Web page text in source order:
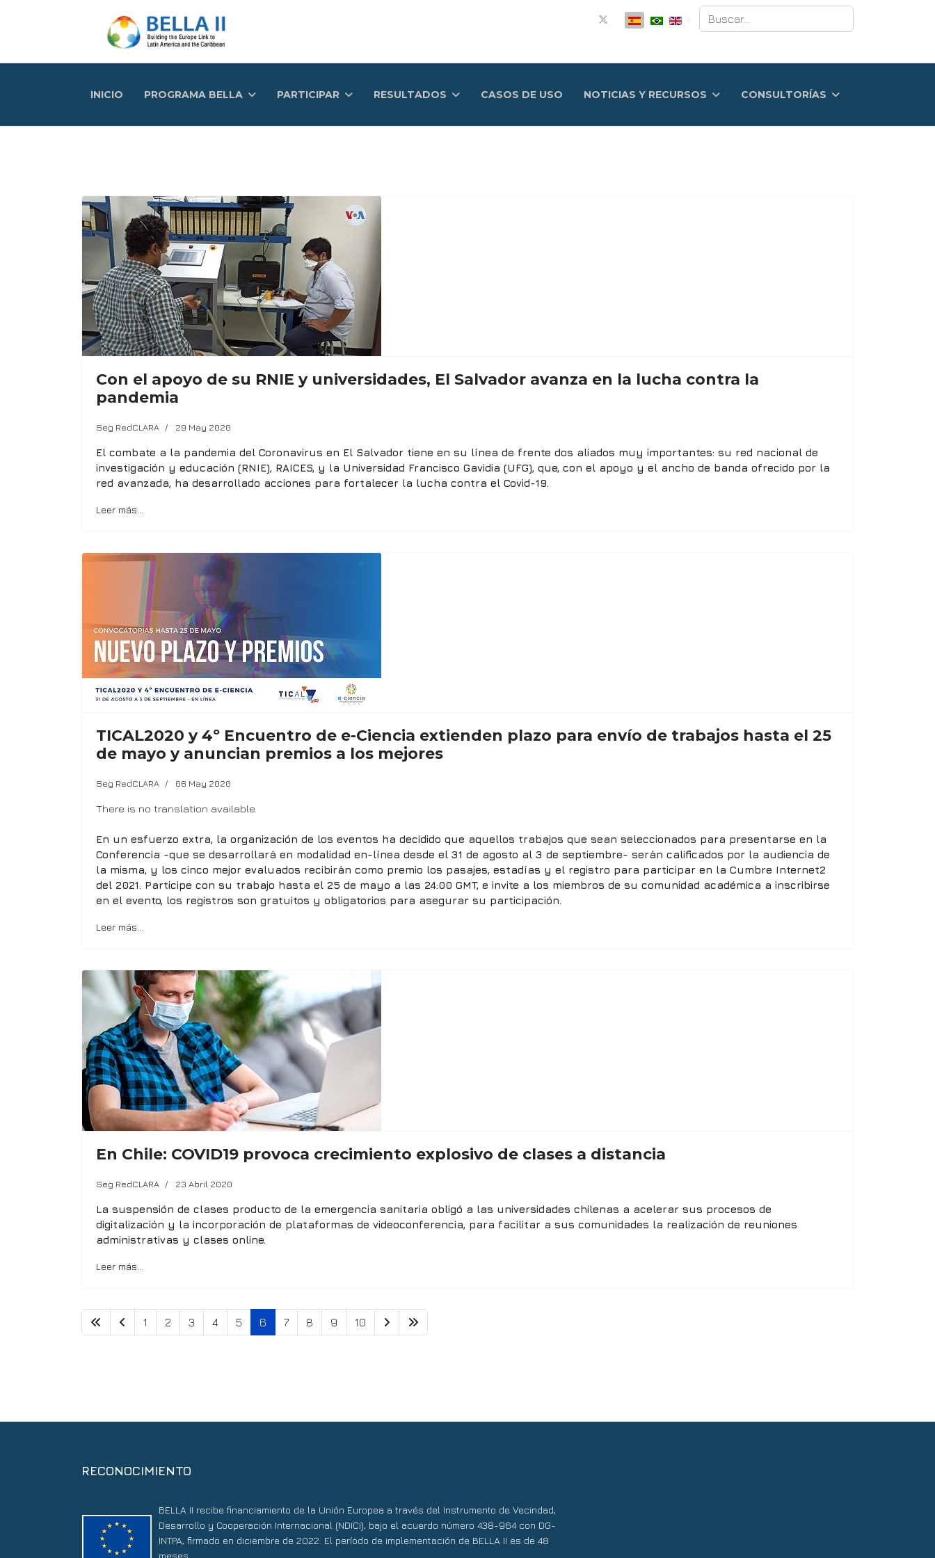
Buscar
INICIO PROGRAMA BELLA PARTICIPAR RESULTADOS CASOS DE USO NOTICIAS Y RECURSOS CONSULTORÍAS
Con el apoyo de su RNIE y universidades, El Salvador avanza en la lucha contra la
pandemia
Seg RedCLARA 29 May 2020
El combate a la pandemia del Coronavirus en El Salvador tiene en su línea de frente dos aliados muy importantes: su red nacional de
investigación y educación (RNIE), RAICES, y la Universidad Francisco Gavidia (UFG), que, con el apoyo y el ancho de banda ofrecido por la
red avanzada, ha desarrollado acciones para fortalecer la lucha contra el Covid-19.
Leer más…
TICAL2020 y 4º Encuentro de e-Ciencia extienden plazo para envío de trabajos hasta el 25
de mayo y anuncian premios a los mejores
Seg RedCLARA 06 May 2020
There is no translation available.
En un esfuerzo extra, la organización de los eventos ha decidido que aquellos trabajos que sean seleccionados para presentarse en la
Conferencia -que se desarrollará en modalidad en-línea desde el 31 de agosto al 3 de septiembre- serán calificados por la audiencia de
la misma, y los cinco mejor evaluados recibirán como premio los pasajes, estadías y el registro para participar en la Cumbre Internet2
del 2021. Participe con su trabajo hasta el 25 de mayo a las 24:00 GMT, e invite a los miembros de su comunidad académica a inscribirse
en el evento, los registros son gratuitos y obligatorios para asegurar su participación.
Leer más…
En Chile: COVID19 provoca crecimiento explosivo de clases a distancia
Seg RedCLARA 23 Abril 2020
La suspensión de clases producto de la emergencia sanitaria obligó a las universidades chilenas a acelerar sus procesos de
digitalización y la incorporación de plataformas de videoconferencia, para facilitar a sus comunidades la realización de reuniones
administrativas y clases online.
Leer más…
1 2 3 4 5 6 7 8 9 10
RECONOCIMIENTO
BELLA II recibe financiamiento de la Unión Europea a través del Instrumento de Vecindad,
Desarrollo y Cooperación Internacional (NDICI), bajo el acuerdo número 438-964 con DG-
INTPA, firmado en diciembre de 2022. El período de implementación de BELLA II es de 48
meses.